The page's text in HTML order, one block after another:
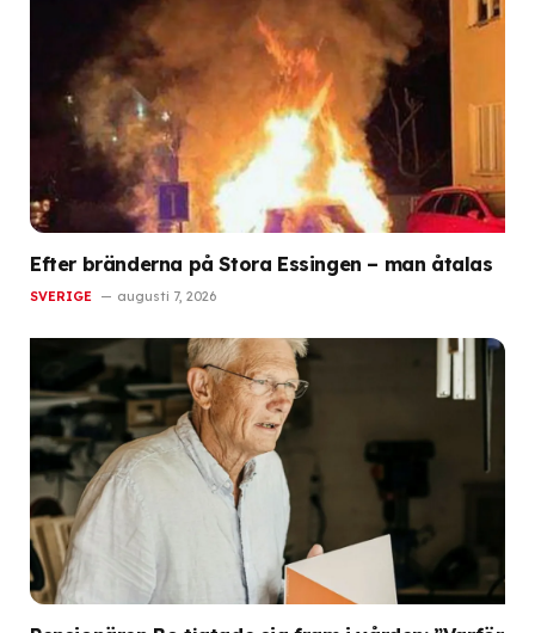
Efter bränderna på Stora Essingen – man åtalas
SVERIGE augusti 7, 2026